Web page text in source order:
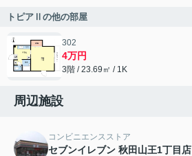
トピアⅡの他の部屋
302
4万円
3階 / 23.69㎡ / 1K
周辺施設
コンビニエンスストア
セブンイレブン 秋田山王1丁目店